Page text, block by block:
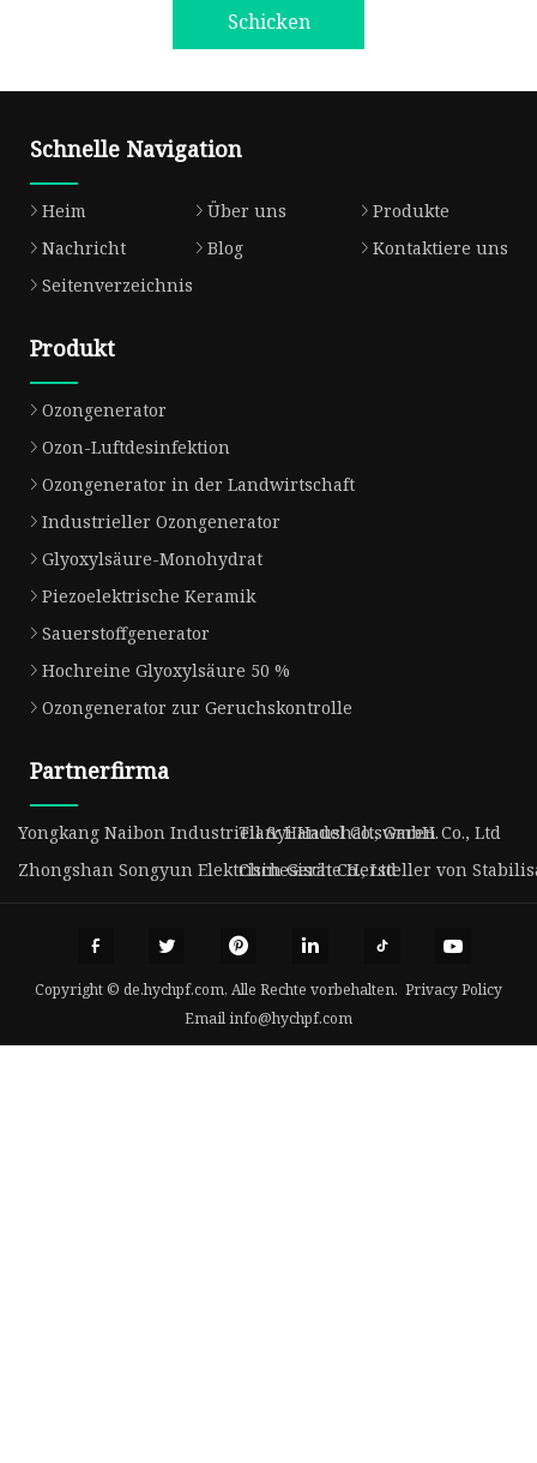
Schicken
Schnelle Navigation
Heim Über uns
Produkte
Nachricht
Blog
Kontaktiere uns
Seitenverzeichnis
Produkt
Ozongenerator
Ozon-Luftdesinfektion
Ozongenerator in der Landwirtschaft
Industrieller Ozongenerator
Glyoxylsäure-Monohydrat
Piezoelektrische Keramik
Sauerstoffgenerator
Hochreine Glyoxylsäure 50 %
Ozongenerator zur Geruchskontrolle
Partnerfirma
Yongkang Naibon Industriell & Handel Co., GmbH.
Tianyi Haushaltswaren Co., Ltd
Zhongshan Songyun Elektrisch Gerät Co., Ltd
Chinesische Hersteller von
Copyright © de.hychpf.com, Alle Rechte vorbehalten. Privacy Policy
Emailinfo@hychpf.com